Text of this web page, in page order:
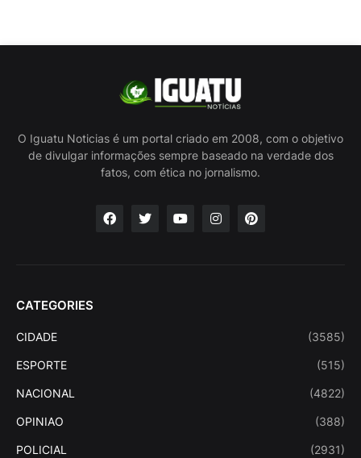
O Iguatu Noticias é um portal criado em 2008, com o objetivo
de divulgar informações sempre baseado na verdade dos
fatos, com ética no jornalismo.
CATEGORIES
CIDADE (3585)
ESPORTE (515)
NACIONAL (4822)
OPINIAO (388)
POLICIAL (2931)